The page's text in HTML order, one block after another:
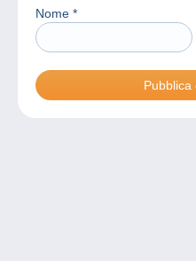
Nome *